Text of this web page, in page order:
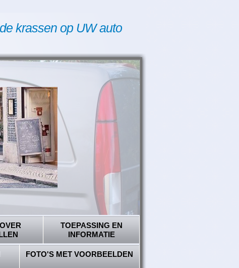
krassen op UW auto
TOEPASSING EN
INFORMATIE
FOTO'S MET VOORBEELDEN